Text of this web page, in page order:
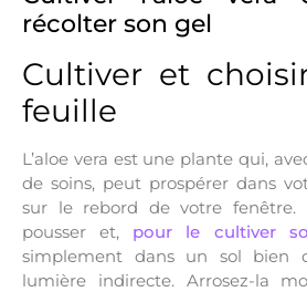
récolter son gel
Cultiver et
feuille
L’aloe vera est une plante qui,
de soins, peut prospérer dans
sur le rebord de votre
pousser et, pour le cultiver
simplement dans un sol bien
lumière indirecte. Arrosez-la